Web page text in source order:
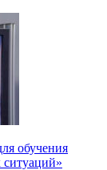
обучения
ситуаций»